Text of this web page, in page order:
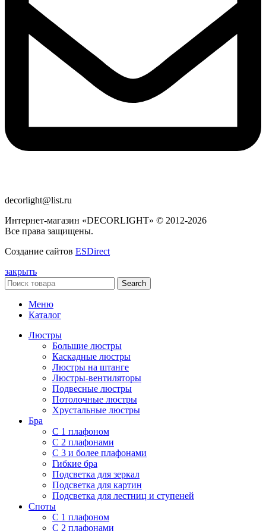
decorlight@list.ru
Интернет-магазин «DECORLIGHT» © 2012-2026
Все права защищены.
Создание сайтов ESDirect
закрыть
Search
Меню
Каталог
Люстры
Большие люстры
Каскадные люстры
Люстры на штанге
Люстры-вентиляторы
Подвесные люстры
Потолочные люстры
Хрустальные люстры
Бра
С 1 плафоном
С 2 плафонами
С 3 и более плафонами
Гибкие бра
Подсветка для зеркал
Подсветка для картин
Подсветка для лестниц и ступеней
Споты
С 1 плафоном
С 2 плафонами